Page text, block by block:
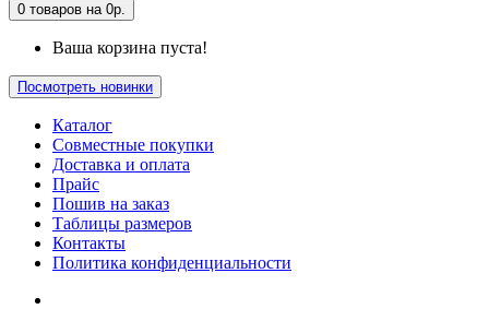
0 товаров на 0р.
Ваша корзина пуста!
Посмотреть новинки
Каталог
Совместные покупки
Доставка и оплата
Прайс
Пошив на заказ
Таблицы размеров
Контакты
Политика конфиденциальности